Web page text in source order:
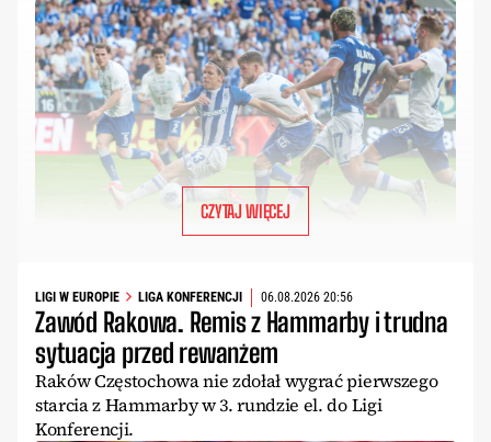
CZYTAJ WIĘCEJ
LIGI W EUROPIE LIGA KONFERENCJI 06.08.2026 20:56
Zawód Rakowa. Remis z Hammarby i trudna
sytuacja przed rewanżem
Raków Częstochowa nie zdołał wygrać pierwszego
starcia z Hammarby w 3. rundzie el. do Ligi
Konferencji.